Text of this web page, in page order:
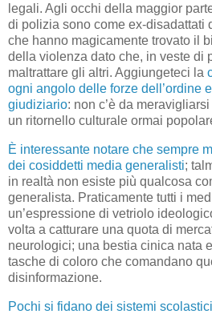
legali. Agli occhi della maggior
di polizia sono come ex-disadattati
che hanno magicamente trovato il
della violenza dato che, in veste di
maltrattare gli altri. Aggiungeteci la
ogni angolo delle forze dell’ordine
giudiziario: non c’è da
un ritornello culturale ormai
È interessante notare che sempre
dei cosiddetti media generalisti;
in realtà non esiste più qualcosa
generalista. Praticamente tutti i
un’espressione di vetriolo
volta a catturare una quota di
neurologici; una bestia cinica nata
tasche di coloro che comandano
disinformazione.
Pochi si fidano dei sistemi